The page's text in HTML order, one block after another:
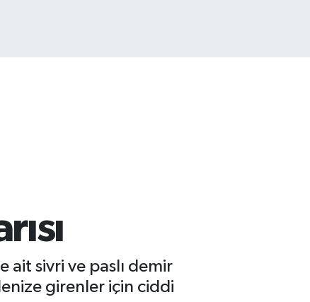
ait sivri ve paslı demir
girenler için ciddi